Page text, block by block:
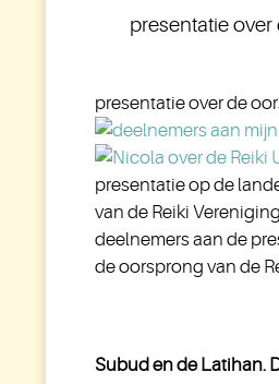
presentatie
presentatie over de
presentatie op de
van de Reiki
deelnemers aan de
de oorsprong van de
Subud en de Latihan.